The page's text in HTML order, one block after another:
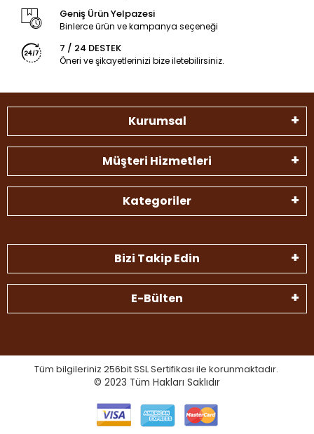
Geniş Ürün Yelpazesi
Binlerce ürün ve kampanya seçeneği
7 / 24 DESTEK
Öneri ve şikayetlerinizi bize iletebilirsiniz.
Kurumsal
Müşteri Hizmetleri
Kategoriler
Bizi Takip Edin
E-Bülten
Tüm bilgileriniz 256bit SSL Sertifikası ile korunmaktadır.
© 2023 Tüm Hakları Saklıdır